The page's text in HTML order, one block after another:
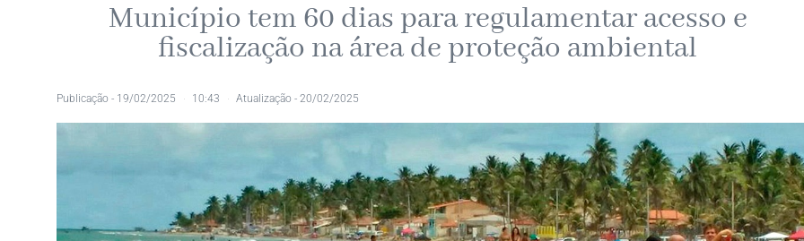
Município tem 60 dias para regulamentar acesso e
fiscalização na área de proteção ambiental
Publicação - 19/02/2025 10:43 Atualização - 20/02/2025